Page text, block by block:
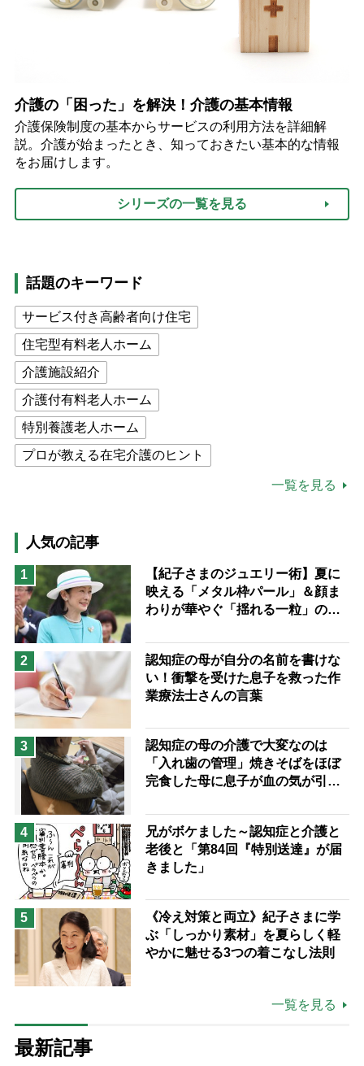
介護の「困った」を解決！介護の基本情報
介護保険制度の基本からサービスの利用方法を詳細解
説。介護が始まったとき、知っておきたい基本的な情報
をお届けします。
シリーズの一覧を見る
話題のキーワード
サービス付き高齢者向け住宅
住宅型有料老人ホーム
介護施設紹介
介護付有料老人ホーム
特別養護老人ホーム
プロが教える在宅介護のヒント
猫が母になつきません
息子の遠距離介護サバイバル術
兄がボケました
便利なサービス
予防法
一覧を見る
人気の記事
1
【紀子さまのジュエリー術】夏に
映える「メタル枠パール」＆顔ま
わりが華やぐ「揺れる一粒」の使
2
認知症の母が自分の名前を書けな
い！衝撃を受けた息子を救った作
業療法士さんの言葉
3
認知症の母の介護で大変なのは
「入れ歯の管理」焼きそばをほぼ
完食した母に息子が血の気が引い
4
兄がボケました～認知症と介護と
老後と「第84回『特別送達』が届
きました」
5
《冷え対策と両立》紀子さまに学
ぶ「しっかり素材」を夏らしく軽
やかに魅せる3つの着こなし法則
一覧を見る
最新記事